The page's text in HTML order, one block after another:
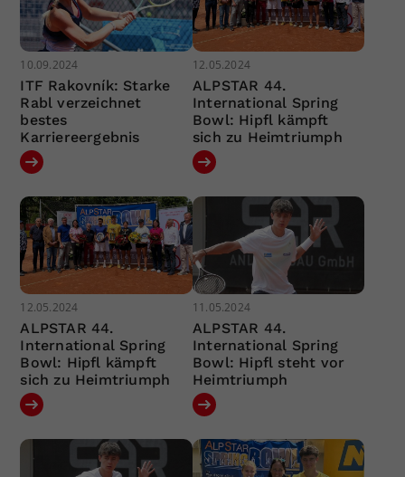
10.09.2024
ITF Rakovník: Starke
Rabl verzeichnet
bestes
Karriereergebnis
12.05.2024
ALPSTAR 44.
International Spring
Bowl: Hipfl kämpft
sich zu Heimtriumph
12.05.2024
ALPSTAR 44.
International Spring
Bowl: Hipfl kämpft
sich zu Heimtriumph
11.05.2024
ALPSTAR 44.
International Spring
Bowl: Hipfl steht vor
Heimtriumph